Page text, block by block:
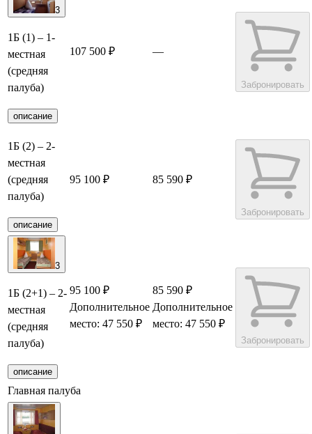
3
1Б (1) – 1-
местная
(средняя
палуба)
описание
107 500 ₽ —
Забронировать
1Б (2) – 2-
местная
(средняя
палуба)
описание
95 100 ₽ 85 590 ₽
Забронировать
3
1Б (2+1) – 2-
местная
(средняя
палуба)
описание
95 100 ₽
Дополнительное
место: 47 550 ₽
85 590 ₽
Дополнительное
место: 47 550 ₽
Забронировать
Главная палуба